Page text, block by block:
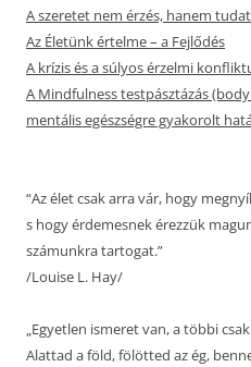
A szeretet nem érzés, hanem
Az Életünk értelme – a Fejlődés
A krízis és a súlyos érzelmi
A Mindfulness testpásztázás
mentális egészségre gyakorolt
“Az élet csak arra vár, hogy
s hogy érdemesnek érezzük
számunkra tartogat.”
/Louise L. Hay/
„Egyetlen ismeret van, a többi
Alattad a föld, fölötted az ég,